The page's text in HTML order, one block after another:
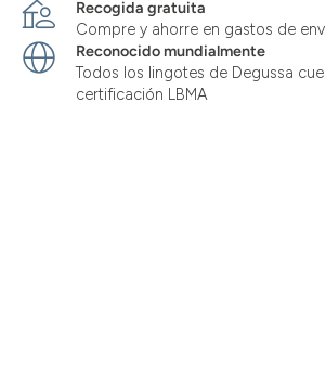
Recogida gratuita
Compre y ahorre en gastos de
Reconocido mundialmente
Todos los lingotes de Degussa
certificación LBMA